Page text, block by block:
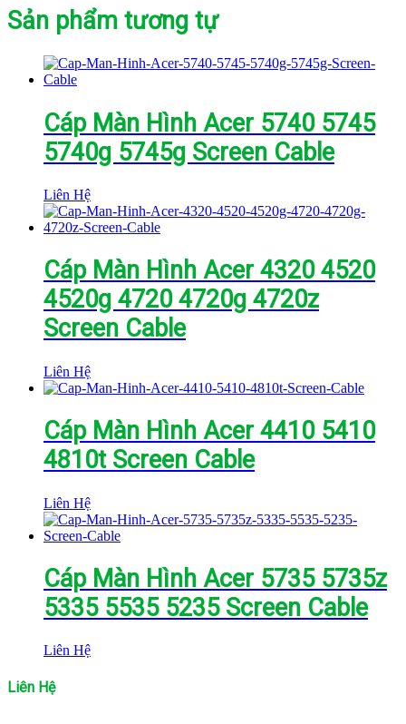
Sản phẩm tương tự
Cáp Màn Hình Acer 5740 5745
5740g 5745g Screen Cable
Liên Hệ
Cáp Màn Hình Acer 4320 4520
4520g 4720 4720g 4720z
Screen Cable
Liên Hệ
Cáp Màn Hình Acer 4410 5410
4810t Screen Cable
Liên Hệ
Cáp Màn Hình Acer 5735 5735z
5335 5535 5235 Screen Cable
Liên Hệ
Liên Hệ